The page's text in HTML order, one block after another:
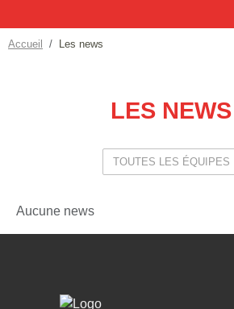
Accueil Les news
LES NEWS
Aucune news